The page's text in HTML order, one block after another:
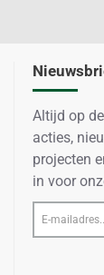
Altijd op
acties,
projecten
in voor
E-